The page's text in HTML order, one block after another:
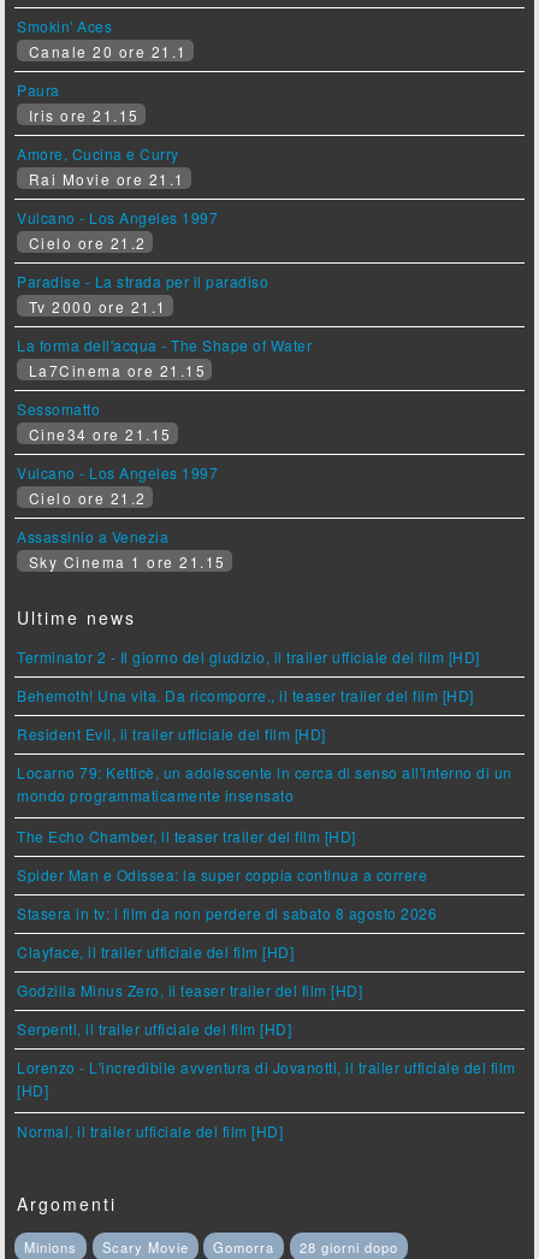
Smokin' Aces
Canale 20 ore 21.1
Paura
Iris ore 21.15
Amore, Cucina e Curry
Rai Movie ore 21.1
Vulcano - Los Angeles 1997
Cielo ore 21.2
Paradise - La strada per il paradiso
Tv 2000 ore 21.1
La forma dell'acqua - The Shape of Water
La7Cinema ore 21.15
Sessomatto
Cine34 ore 21.15
Vulcano - Los Angeles 1997
Cielo ore 21.2
Assassinio a Venezia
Sky Cinema 1 ore 21.15
Ultime news
Terminator 2 - Il giorno del giudizio, il trailer ufficiale del film [HD]
Behemoth! Una vita. Da ricomporre., il teaser trailer del film [HD]
Resident Evil, il trailer ufficiale del film [HD]
Locarno 79: Ketticè, un adolescente in cerca di senso all'interno di un
mondo programmaticamente insensato
The Echo Chamber, il teaser trailer del film [HD]
Spider Man e Odissea: la super coppia continua a correre
Stasera in tv: i film da non perdere di sabato 8 agosto 2026
Clayface, il trailer ufficiale del film [HD]
Godzilla Minus Zero, il teaser trailer del film [HD]
Serpenti, il trailer ufficiale del film [HD]
Lorenzo - L'incredibile avventura di Jovanotti, il trailer ufficiale del film
[HD]
Normal, il trailer ufficiale del film [HD]
Argomenti
Minions Scary Movie Gomorra
28 giorni dopo